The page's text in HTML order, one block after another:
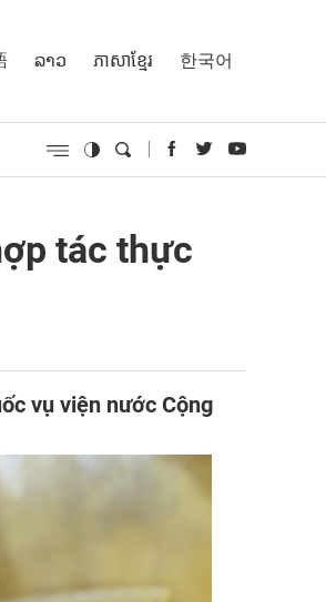
ລາວ ភាសាខ្មែរ 한국어
tác thực
vụ viện nước Cộng